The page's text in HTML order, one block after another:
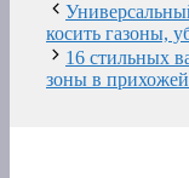
косить газоны,
16 стильных
зоны в прихожей